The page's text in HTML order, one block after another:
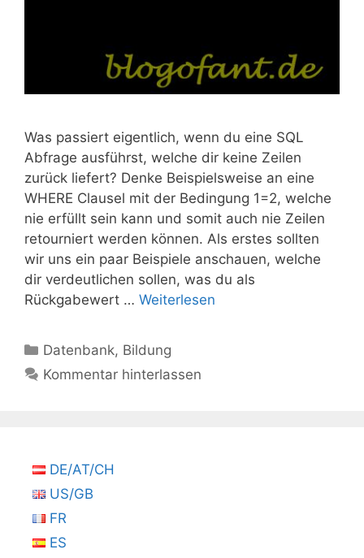
Was passiert eigentlich, wenn du eine SQL
Abfrage ausführst, welche dir keine Zeilen
zurück liefert? Denke Beispielsweise an eine
WHERE Clausel mit der Bedingung 1=2, welche
nie erfüllt sein kann und somit auch nie Zeilen
retourniert werden können. Als erstes sollten
wir uns ein paar Beispiele anschauen, welche
dir verdeutlichen sollen, was du als
Rückgabewert … Weiterlesen
Kategorien
Datenbank, Bildung
Kommentar hinterlassen
DE/AT/CH
US/GB
FR
ES